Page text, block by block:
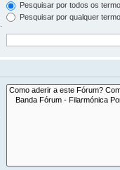
Pesquisar por todos os
Pesquisar por qualquer